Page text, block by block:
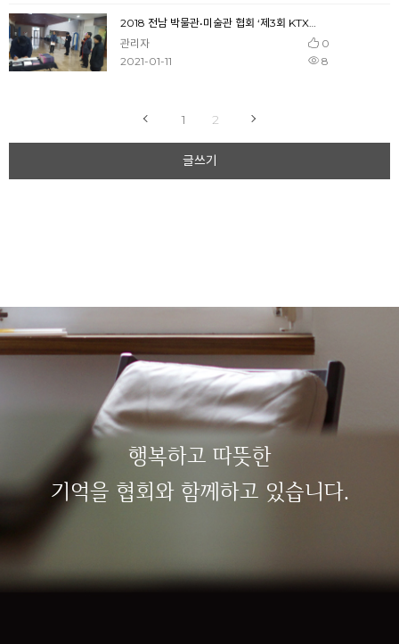
2018 전남 박물관•미술관 협회 ‘제3회 KTX역사 내 찾아가는 박물관•미술관 전시 '시대의 남도정신'
관리자
0
8
2021-01-11
1 2
글쓰기
행복하고 따뜻한
기억을 협회와 함께하고 있습니다.